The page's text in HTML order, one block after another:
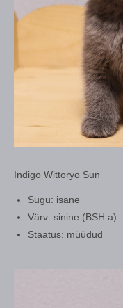
Indigo Wittoryo Sun
Sugu: isane
Värv: sinine (BSH a)
Staatus: müüdud